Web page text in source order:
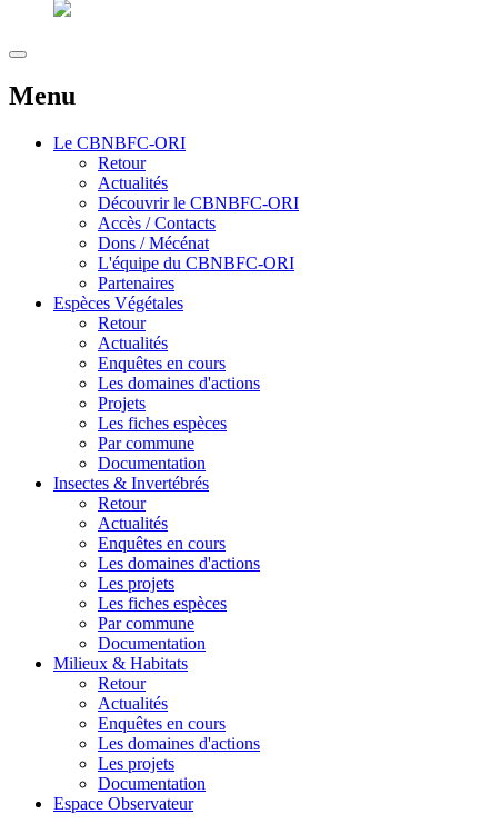
Menu
Le CBNBFC-ORI
Retour
Actualités
Découvrir le CBNBFC-ORI
Accès / Contacts
Dons / Mécénat
L'équipe du CBNBFC-ORI
Partenaires
Espèces Végétales
Retour
Actualités
Enquêtes en cours
Les domaines d'actions
Projets
Les fiches espèces
Par commune
Documentation
Insectes & Invertébrés
Retour
Actualités
Enquêtes en cours
Les domaines d'actions
Les projets
Les fiches espèces
Par commune
Documentation
Milieux & Habitats
Retour
Actualités
Enquêtes en cours
Les domaines d'actions
Les projets
Documentation
Espace Observateur